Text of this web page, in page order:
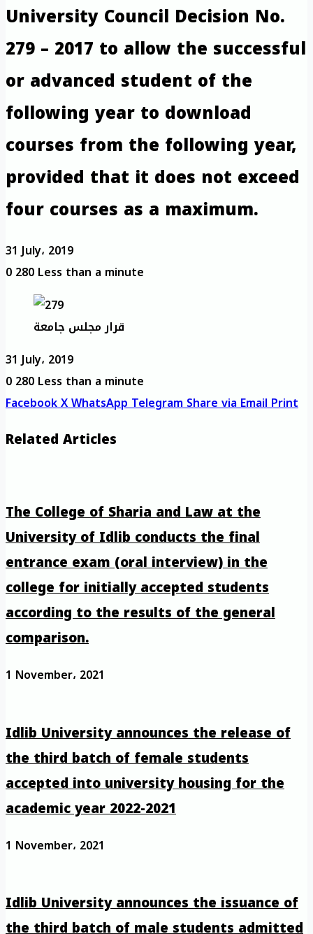
University Council Decision No.
279 – 2017 to allow the successful
or advanced student of the
following year to download
courses from the following year,
provided that it does not exceed
four courses as a maximum.
31 July، 2019
0280Less than a minute
قرار مجلس جامعة
31 July، 2019
0280Less than a minute
FacebookXWhatsAppTelegramShare via EmailPrint
Related Articles
The College of Sharia and Law at the
University of Idlib conducts the final
entrance exam (oral interview) in the
college for initially accepted students
according to the results of the general
comparison.
1 November، 2021
Idlib University announces the release of
the third batch of female students
accepted into university housing for the
academic year 2022-2021
1 November، 2021
Idlib University announces the issuance of
the third batch of male students admitted